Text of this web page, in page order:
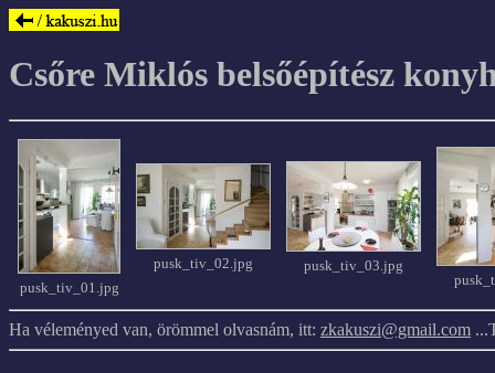
Csőre Miklós belsőépítész
pusk_tiv_01.jpg
pusk_tiv_02.jpg
pusk_tiv_03.jpg
Ha véleményed van, örömmel olvasnám, itt: zkakuszi@gmail.com